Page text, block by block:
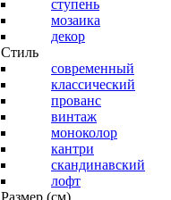
ступень
мозаика
декор
Стиль
современный
классический
прованс
винтаж
моноколор
кантри
скандинавский
лофт
Размер (см)